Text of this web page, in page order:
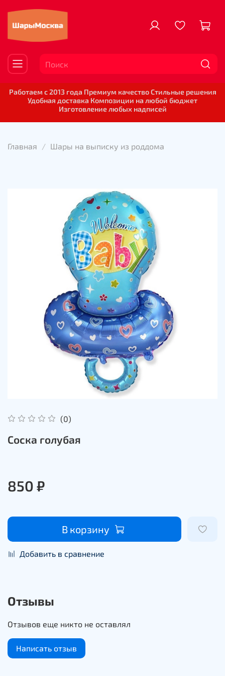
Работаем с 2013 года Премиум качество Стильные решения
Удобная доставка Композиции на любой бюджет
Изготовление любых надписей
Главная Шары на выписку из роддома
(0)
Соска голубая
850 ₽
В корзину
Добавить в сравнение
Отзывы
Отзывов еще никто не оставлял
Написать отзыв